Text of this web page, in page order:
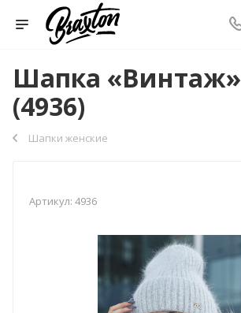
Шапка «Винтаж»
(4936)
Шапки женские
Артикул: 4936